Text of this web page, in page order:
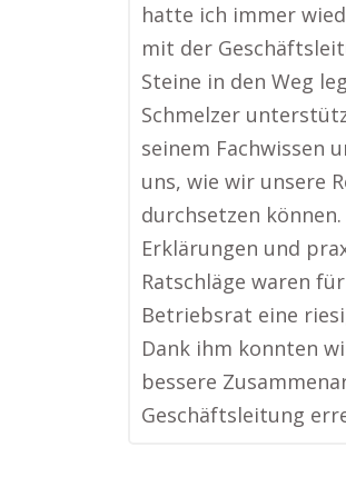
hatte ich immer
mit der
Steine in den Weg
Schmelzer
seinem Fachwissen
uns, wie wir unsere
durchsetzen
Erklärungen und
Ratschläge waren
Betriebsrat eine
Dank ihm konnten
bessere
Geschäftsleitung